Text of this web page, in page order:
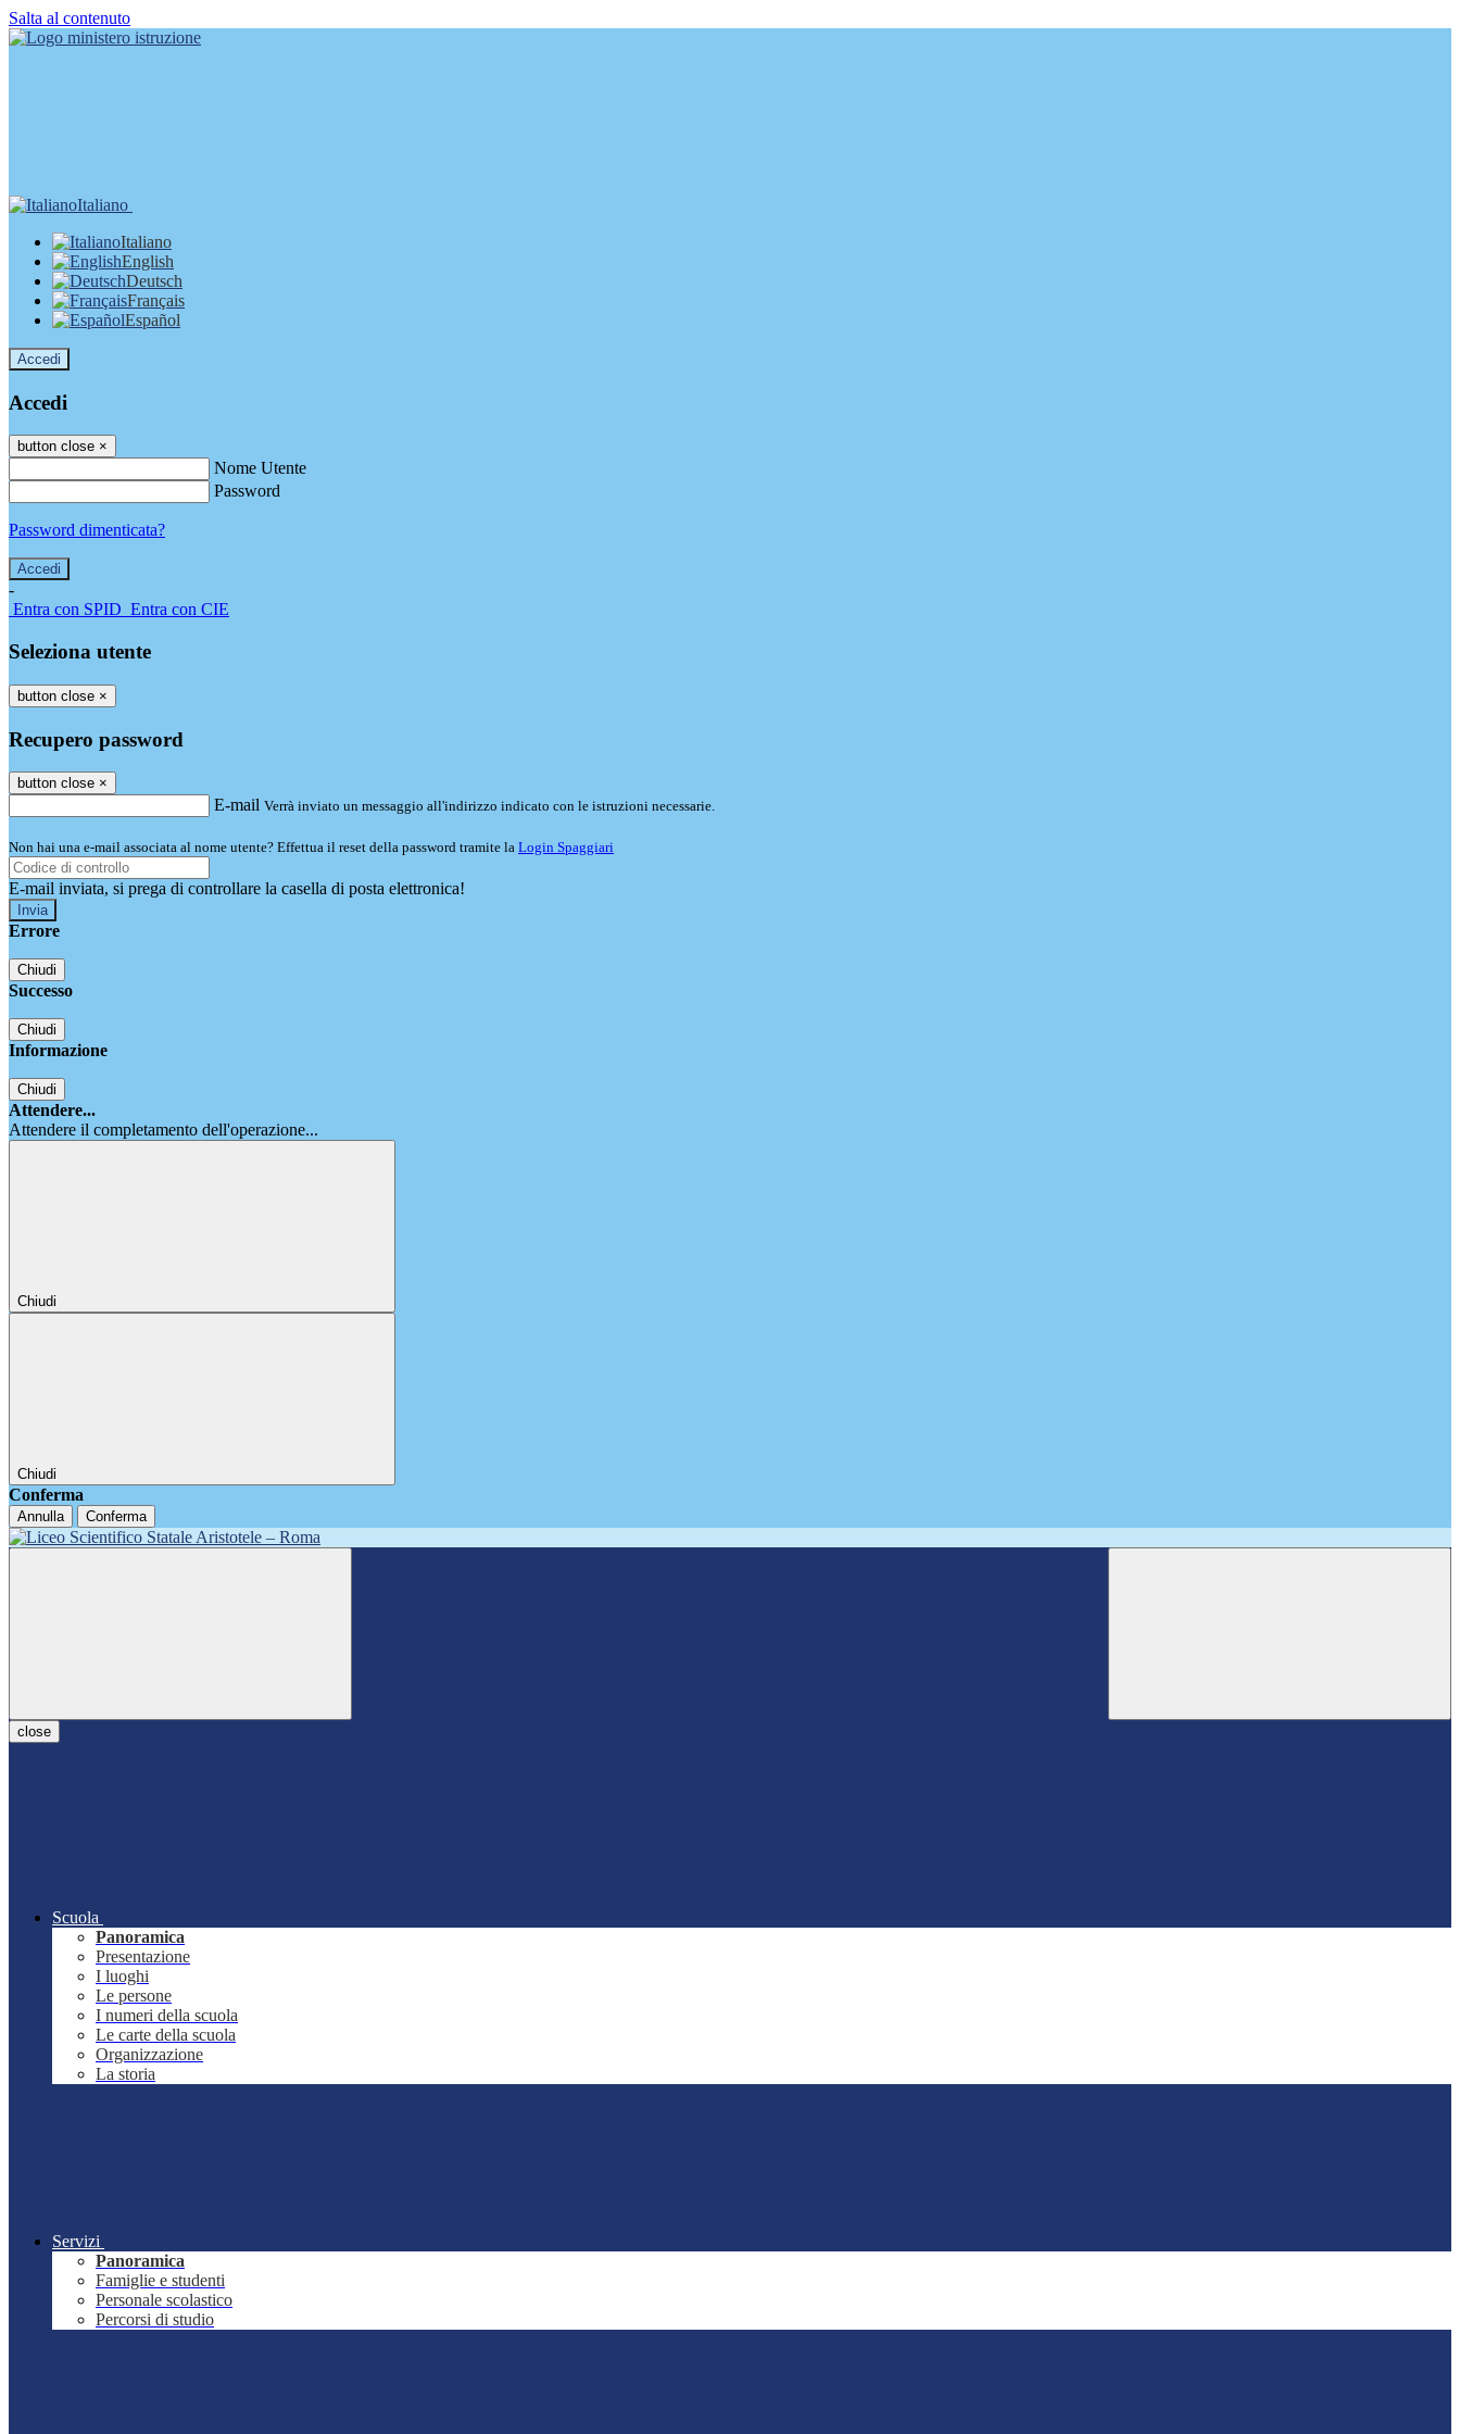
Salta al contenuto
Italiano
Italiano
English
Deutsch
Français
Español
Accedi
Accedi
button close ×
Nome Utente
Password
Password dimenticata?
-
Entra con SPID Entra con CIE
Seleziona utente
button close ×
Recupero password
button close ×
E-mail Verrà inviato un messaggio all'indirizzo indicato con le istruzioni necessarie.
Non hai una e-mail associata al nome utente? Effettua il reset della password tramite la Login Spaggiari
E-mail inviata, si prega di controllare la casella di posta elettronica!
Errore
Chiudi
Successo
Chiudi
Informazione
Chiudi
Attendere...
Attendere il completamento dell'operazione...
Chiudi
Chiudi
Conferma
Annulla Conferma
close
Scuola
Panoramica
Presentazione
I luoghi
Le persone
I numeri della scuola
Le carte della scuola
Organizzazione
La storia
Servizi
Panoramica
Famiglie e studenti
Personale scolastico
Percorsi di studio